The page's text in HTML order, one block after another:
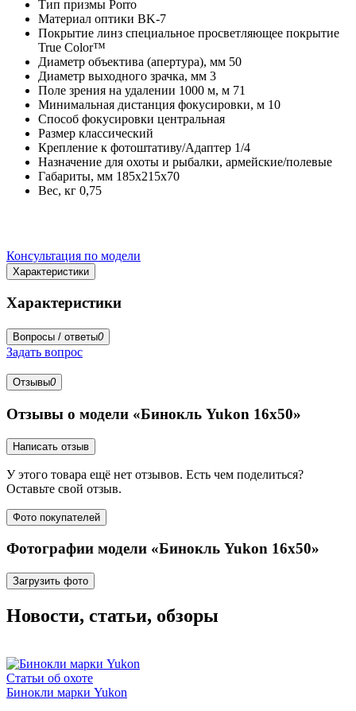
Тип призмы Porro
Материал оптики BK-7
Покрытие линз специальное просветляющее покрытие
True Color™
Диаметр объектива (апертура), мм 50
Диаметр выходного зрачка, мм 3
Поле зрения на удалении 1000 м, м 71
Минимальная дистанция фокусировки, м 10
Способ фокусировки центральная
Размер классический
Крепление к фотоштативу/Адаптер 1/4
Назначение для охоты и рыбалки, армейские/полевые
Габариты, мм 185х215х70
Вес, кг 0,75
Консультация по модели
Характеристики
Характеристики
Вопросы / ответы0
Задать вопрос
Отзывы0
Отзывы о модели «Бинокль Yukon 16x50»
Написать отзыв
У этого товара ещё нет отзывов. Есть чем поделиться?
Оставьте свой отзыв.
Фото покупателей
Фотографии модели «Бинокль Yukon 16x50»
Загрузить фото
Новости, статьи, обзоры
Статьи об охоте
Бинокли марки Yukon